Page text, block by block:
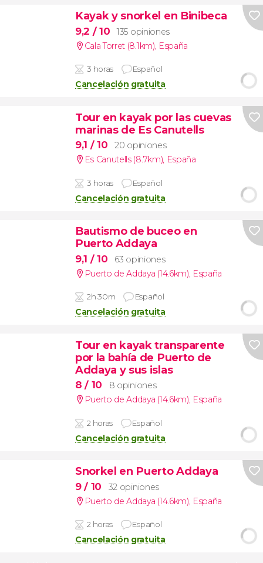
Kayak y snorkel en Binibeca
9,2 / 10
135 opiniones
Cala Torret (8.1km) España
3 horas Español
Cancelación gratuita
Tour en kayak por las cuevas
marinas de Es Canutells
9,1 / 10
20 opiniones
Es Canutells (8.7km), España
3 horas Español
Cancelación gratuita
Bautismo de buceo en
Puerto Addaya
9,1 / 10
63 opiniones
Puerto de Addaya (14.6km) España
2h 30m Español
Cancelación gratuita
Tour en kayak transparente
por la bahía de Puerto de
Addaya y sus islas
8/ 10
8 opiniones
Puerto de Addaya (14.6km), España
2 horas Español
Cancelación gratuita
Snorkel en Puerto Addaya
9/ 10
32 opiniones
Puerto de Addaya (14.6km) España
2 horas Español
Cancelación gratuita